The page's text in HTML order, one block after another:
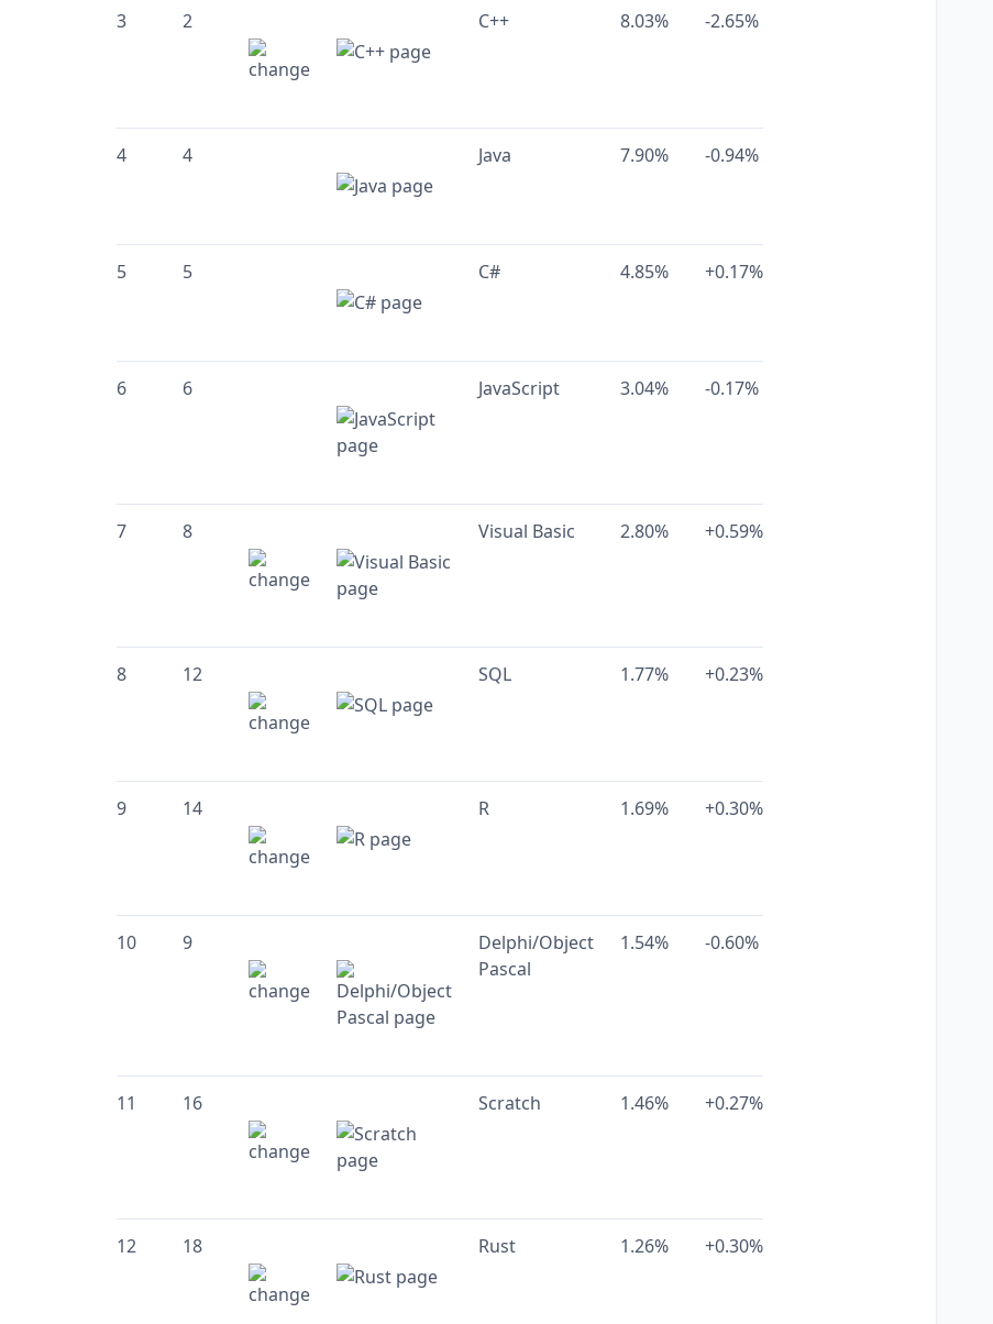
3 2 C++ 8.03% -2.65%
4 4 Java 7.90% -0.94%
5 5 C# 4.85% +0.17%
6 6 JavaScript 3.04% -0.17%
7 8 Visual Basic 2.80% +0.59%
8 12 SQL 1.77% +0.23%
9 14 R 1.69% +0.30%
10 9
Delphi/Object
Pascal
1.54% -0.60%
11 16 Scratch 1.46% +0.27%
12 18 Rust 1.26% +0.30%